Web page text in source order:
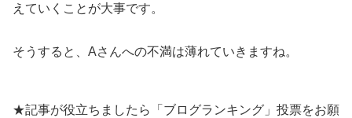
えていくことが大事です。
そうすると、Aさんへの不満は薄れていきますね。
★記事が役立ちましたら「ブログランキング」投票をお願